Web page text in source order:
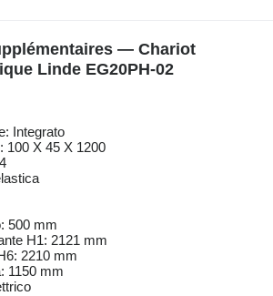
— Chariot
Linde EG20PH-02
Integrato
100 X 45 X 1200
500 mm
H1: 2121 mm
2210 mm
1150 mm